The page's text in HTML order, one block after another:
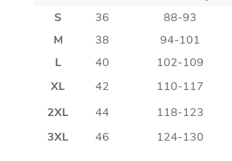
S
36
88-93
M
38
94-101
L
40
102-109
XL
42
110-117
2XL
44
118-123
3XL
46 124-130